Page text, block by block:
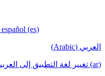
(es)
العربي (Arabic)
(ar) تغيير لغة التطبيق إلى العربية